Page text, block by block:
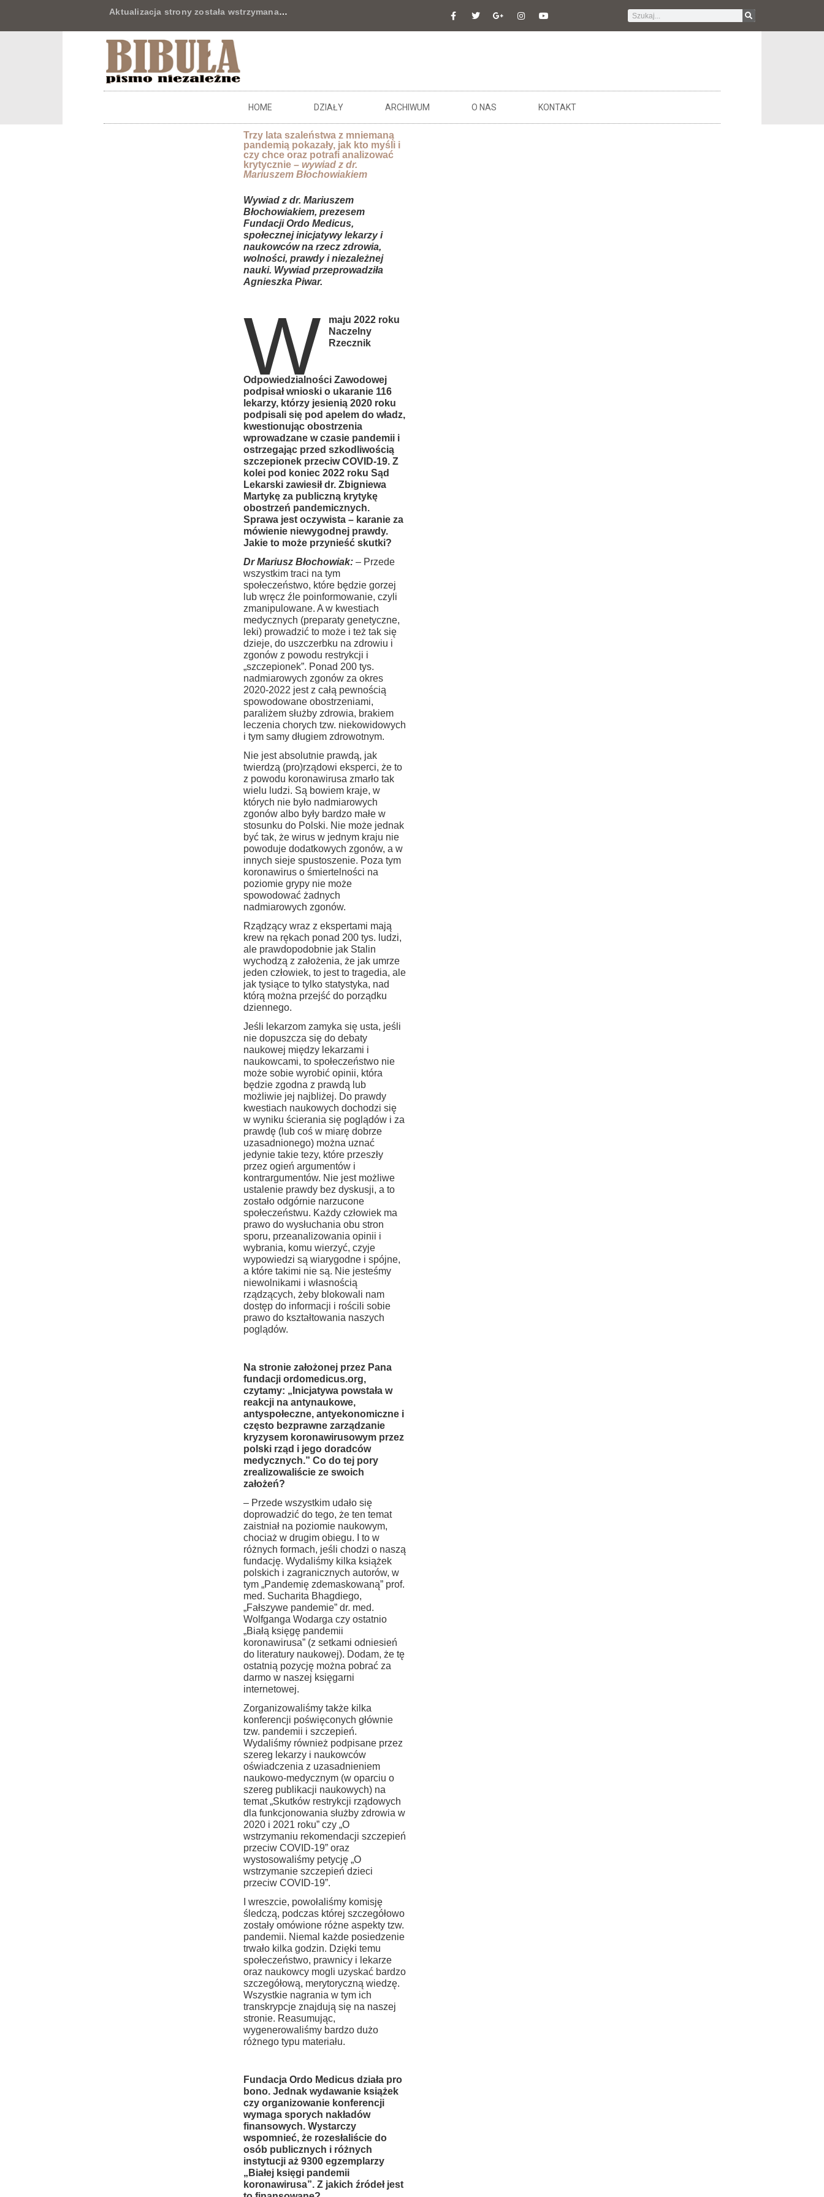
Aktualizacja strony została wstrzymana…
HOME DZIAŁY ARCHIWUM O NAS KONTAKT
Trzy lata szaleństwa z mniemaną
pandemią pokazały, jak kto myśli i
czy chce oraz potrafi analizować
krytycznie – wywiad z dr.
Mariuszem Błochowiakiem
Wywiad z dr. Mariuszem
Błochowiakiem, prezesem
Fundacji Ordo Medicus,
społecznej inicjatywy lekarzy i
naukowców na rzecz zdrowia,
wolności, prawdy i niezależnej
nauki. Wywiad przeprowadziła
Agnieszka Piwar.
W
maju 2022 roku
Naczelny
Rzecznik
Odpowiedzialności Zawodowej
podpisał wnioski o ukaranie 116
lekarzy, którzy jesienią 2020 roku
podpisali się pod apelem do władz,
kwestionując obostrzenia
wprowadzane w czasie pandemii i
ostrzegając przed szkodliwością
szczepionek przeciw COVID-19. Z
kolei pod koniec 2022 roku Sąd
Lekarski zawiesił dr. Zbigniewa
Martykę za publiczną krytykę
obostrzeń pandemicznych.
Sprawa jest oczywista – karanie za
mówienie niewygodnej prawdy.
Jakie to może przynieść skutki?
Dr Mariusz Błochowiak: – Przede
wszystkim traci na tym
społeczeństwo, które będzie gorzej
lub wręcz źle poinformowanie, czyli
zmanipulowane. A w kwestiach
medycznych (preparaty genetyczne,
leki) prowadzić to może i też tak się
dzieje, do uszczerbku na zdrowiu i
zgonów z powodu restrykcji i
„szczepionek”. Ponad 200 tys.
nadmiarowych zgonów za okres
2020-2022 jest z całą pewnością
spowodowane obostrzeniami,
paraliżem służby zdrowia, brakiem
leczenia chorych tzw. niekowidowych
i tym samy długiem zdrowotnym.
Nie jest absolutnie prawdą, jak
twierdzą (pro)rządowi eksperci, że to
z powodu koronawirusa zmarło tak
wielu ludzi. Są bowiem kraje, w
których nie było nadmiarowych
zgonów albo były bardzo małe w
stosunku do Polski. Nie może jednak
być tak, że wirus w jednym kraju nie
powoduje dodatkowych zgonów, a w
innych sieje spustoszenie. Poza tym
koronawirus o śmiertelności na
poziomie grypy nie może
spowodować żadnych
nadmiarowych zgonów.
Rządzący wraz z ekspertami mają
krew na rękach ponad 200 tys. ludzi,
ale prawdopodobnie jak Stalin
wychodzą z założenia, że jak umrze
jeden człowiek, to jest to tragedia, ale
jak tysiące to tylko statystyka, nad
którą można przejść do porządku
dziennego.
Jeśli lekarzom zamyka się usta, jeśli
nie dopuszcza się do debaty
naukowej między lekarzami i
naukowcami, to społeczeństwo nie
może sobie wyrobić opinii, która
będzie zgodna z prawdą lub
możliwie jej najbliżej. Do prawdy
kwestiach naukowych dochodzi się
w wyniku ścierania się poglądów i za
prawdę (lub coś w miarę dobrze
uzasadnionego) można uznać
jedynie takie tezy, które przeszły
przez ogień argumentów i
kontrargumentów. Nie jest możliwe
ustalenie prawdy bez dyskusji, a to
zostało odgórnie narzucone
społeczeństwu. Każdy człowiek ma
prawo do wysłuchania obu stron
sporu, przeanalizowania opinii i
wybrania, komu wierzyć, czyje
wypowiedzi są wiarygodne i spójne,
a które takimi nie są. Nie jesteśmy
niewolnikami i własnością
rządzących, żeby blokowali nam
dostęp do informacji i rościli sobie
prawo do kształtowania naszych
poglądów.
Na stronie założonej przez Pana
fundacji ordomedicus.org,
czytamy: „Inicjatywa powstała w
reakcji na antynaukowe,
antyspołeczne, antyekonomiczne i
często bezprawne zarządzanie
kryzysem koronawirusowym przez
polski rząd i jego doradców
medycznych.” Co do tej pory
zrealizowaliście ze swoich
założeń?
– Przede wszystkim udało się
doprowadzić do tego, że ten temat
zaistniał na poziomie naukowym,
chociaż w drugim obiegu. I to w
różnych formach, jeśli chodzi o naszą
fundację. Wydaliśmy kilka książek
polskich i zagranicznych autorów, w
tym „Pandemię zdemaskowaną” prof.
med. Sucharita Bhagdiego,
„Fałszywe pandemie” dr. med.
Wolfganga Wodarga czy ostatnio
„Białą księgę pandemii
koronawirusa” (z setkami odniesień
do literatury naukowej). Dodam, że tę
ostatnią pozycję można pobrać za
darmo w naszej księgarni
internetowej.
Zorganizowaliśmy także kilka
konferencji poświęconych głównie
tzw. pandemii i szczepień.
Wydaliśmy również podpisane przez
szereg lekarzy i naukowców
oświadczenia z uzasadnieniem
naukowo-medycznym (w oparciu o
szereg publikacji naukowych) na
temat „Skutków restrykcji rządowych
dla funkcjonowania służby zdrowia w
2020 i 2021 roku” czy „O
wstrzymaniu rekomendacji szczepień
przeciw COVID-19” oraz
wystosowaliśmy petycję „O
wstrzymanie szczepień dzieci
przeciw COVID-19”.
I wreszcie, powołaliśmy komisję
śledczą, podczas której szczegółowo
zostały omówione różne aspekty tzw.
pandemii. Niemal każde posiedzenie
trwało kilka godzin. Dzięki temu
społeczeństwo, prawnicy i lekarze
oraz naukowcy mogli uzyskać bardzo
szczegółową, merytoryczną wiedzę.
Wszystkie nagrania w tym ich
transkrypcje znajdują się na naszej
stronie. Reasumując,
wygenerowaliśmy bardzo dużo
różnego typu materiału.
Fundacja Ordo Medicus działa pro
bono. Jednak wydawanie książek
czy organizowanie konferencji
wymaga sporych nakładów
finansowych. Wystarczy
wspomnieć, że rozesłaliście do
osób publicznych i różnych
instytucji aż 9300 egzemplarzy
„Białej księgi pandemii
koronawirusa”. Z jakich źródeł jest